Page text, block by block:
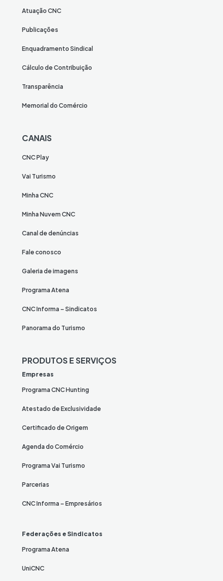
Atuação CNC
Publicações
Enquadramento Sindical
Cálculo de Contribuição
Transparência
Memorial do Comércio
CANAIS
CNC Play
Vai Turismo
Minha CNC
Minha Nuvem CNC
Canal de denúncias
Fale conosco
Galeria de imagens
Programa Atena
CNC Informa – Sindicatos
Panorama do Turismo
PRODUTOS E SERVIÇOS
Empresas
Programa CNC Hunting
Atestado de Exclusividade
Certificado de Origem
Agenda do Comércio
Programa Vai Turismo
Parcerias
CNC Informa – Empresários
Federações e Sindicatos
Programa Atena
UniCNC